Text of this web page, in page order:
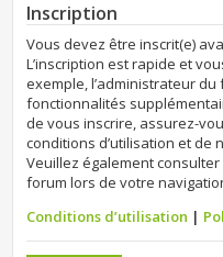
Inscription
Vous devez être inscrit(e)
L’inscription est rapide et
exemple, l’administrateur
fonctionnalités
de vous inscrire, assurez-
conditions d’utilisation et de
Veuillez également
forum lors de votre
Conditions d’utilisation |